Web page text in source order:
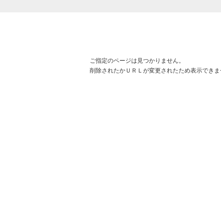
ご指定のページは見つかりません。
削除されたかＵＲＬが変更されたため表示でき